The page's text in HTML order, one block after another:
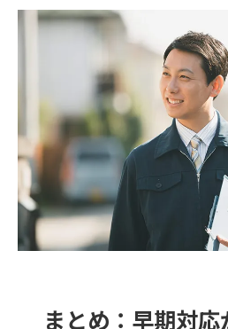
まとめ：早期対